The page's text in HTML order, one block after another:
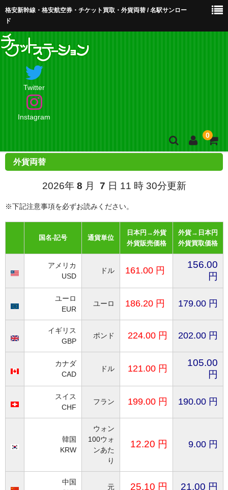
格安新幹線・格安航空券・チケット買取・外貨両替 / 名駅サンロー
ド
Twitter
Instagram
0
ホーム
店舗案内・お問合せ
買取・買取査定
外貨両替
【販売】新幹線
【販売】JR・名鉄・近鉄
【販売】図書カード・クオカード
【販売】商品券・食品券・その他
【販売】JAL・ANA株主優待券
外貨両替
2026年8 月 7 日 11 時 30分更新
※下記注意事項を必ずお読みください。
国名-記号 通貨単位
日本円→外貨
外貨販売価格
外貨→日本円
外貨買取価格
アメリカ
USD
ドル 161.00 円
156.00
円
ユーロ
EUR
ユーロ 186.20 円 179.00 円
イギリス
GBP
ポンド 224.00 円 202.00 円
カナダ
CAD
ドル 121.00 円
105.00
円
スイス
CHF
フラン 199.00 円 190.00 円
韓国
KRW
ウォン
100ウォ
ンあた
り
12.20 円 9.00 円
中国
元 25.10 円 21.00 円